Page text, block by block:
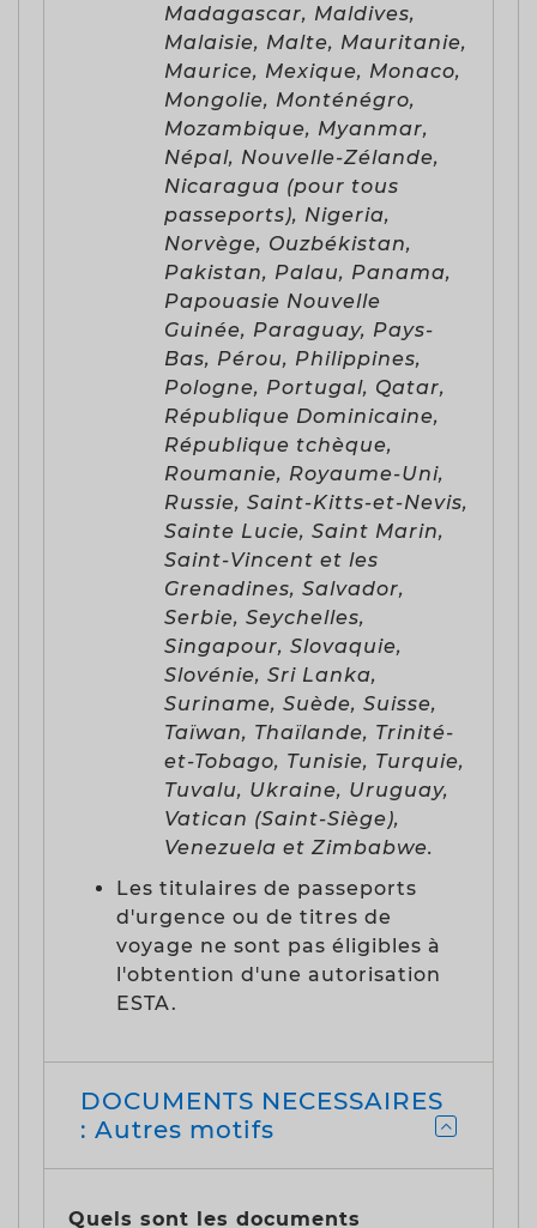
Madagascar, Maldives,
Malaisie, Malte, Mauritanie,
Maurice, Mexique, Monaco,
Mongolie, Monténégro,
Mozambique, Myanmar,
Népal, Nouvelle-Zélande,
Nicaragua (pour tous
passeports), Nigeria,
Norvège, Ouzbékistan,
Pakistan, Palau, Panama,
Papouasie Nouvelle
Guinée, Paraguay, Pays-
Bas, Pérou, Philippines,
Pologne, Portugal, Qatar,
République Dominicaine,
République tchèque,
Roumanie, Royaume-Uni,
Russie, Saint-Kitts-et-Nevis,
Sainte Lucie, Saint Marin,
Saint-Vincent et les
Grenadines, Salvador,
Serbie, Seychelles,
Singapour, Slovaquie,
Slovénie, Sri Lanka,
Suriname, Suède, Suisse,
Taïwan, Thaïlande, Trinité-
et-Tobago, Tunisie, Turquie,
Tuvalu, Ukraine, Uruguay,
Vatican (Saint-Siège),
Venezuela et Zimbabwe.
Les titulaires de passeports
d'urgence ou de titres de
voyage ne sont pas éligibles à
l'obtention d'une autorisation
ESTA.
DOCUMENTS NECESSAIRES
: Autres motifs
Quels sont les documents